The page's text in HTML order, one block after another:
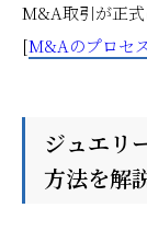
M&A取引が正式
[M&Aのプロセ
ジュエリ
方法を解